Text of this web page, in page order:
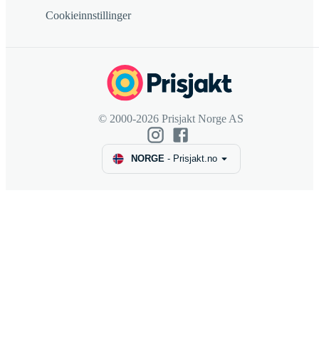
Cookieinnstillinger
© 2000-2026 Prisjakt Norge AS
NORGE- Prisjakt.no